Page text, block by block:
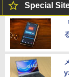
Special